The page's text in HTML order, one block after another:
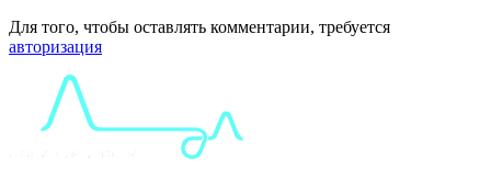
Для того, чтобы оставлять комментарии, требуется
авторизация